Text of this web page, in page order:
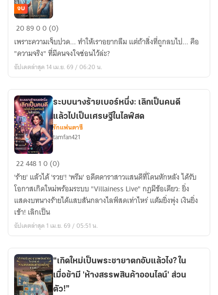
ฉัน
มี
ห้าง
ส่วน
ตัว!
คลินิก
ความ
จำ
หมายเลข
จบ
208900 (0)
เพราะความเจ็บปวด... ทำให้เราอยากลืม แต่ถ้าสิ่งที่ถูกลบไป... คือ
"ความจริง" ที่มีคนจงใจซ่อนไว้ล่ะ?
อัปเดตล่าสุด 14 เม.ย. 69 / 06:20 น.
ระบบ
นาง
ร้าย
เบอร์
หนึ่ง:
เลิก
เป็น
แล้วไป
เป็น
เศรษฐี
ใน
ระบบนางร้ายเบอร์หนึ่ง: เลิกเป็นคนดี
แล้วไปเป็นเศรษฐีในไลฟ์สด
รักแฟนตาซี
tamfan421
2244810 (0)
'ร้าย' แล้วได้ 'รวย'! 'พรีม' อดีตดาราสาวแสนดีที่โดนหักหลัง ได้รับ
โอกาสเกิดใหม่พร้อมระบบ "Villainess Live" กฎมีข้อเดียว: ยิ่ง
แสดงบทนางร้ายได้แสบสันกลางไลฟ์สดเท่าไหร่ แต้มยิ่งพุ่ง เงินยิ่ง
เข้า! เลิกเป็น
อัปเดตล่าสุด 1 เม.ย. 69 / 05:51 น.
“เกิดใหม่เป็นพระชายาตกอับแล้วไง? ใน
เมื่อข้ามี 'ห้างสรรพสินค้าออนไลน์' ส่วน
ตัว!”